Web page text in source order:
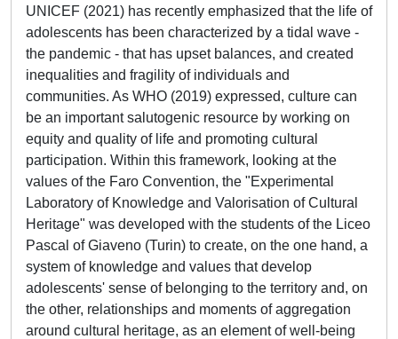
UNICEF (2021) has recently emphasized that the life of
adolescents has been characterized by a tidal wave -
the pandemic - that has upset balances, and created
inequalities and fragility of individuals and
communities. As WHO (2019) expressed, culture can
be an important salutogenic resource by working on
equity and quality of life and promoting cultural
participation. Within this framework, looking at the
values of the Faro Convention, the "Experimental
Laboratory of Knowledge and Valorisation of Cultural
Heritage" was developed with the students of the Liceo
Pascal of Giaveno (Turin) to create, on the one hand, a
system of knowledge and values that develop
adolescents' sense of belonging to the territory and, on
the other, relationships and moments of aggregation
around cultural heritage, as an element of well-being